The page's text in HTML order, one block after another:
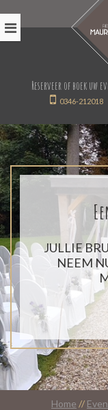
Reserveer of boek uw
0346-212018
JULLIE
NEEM
Home //